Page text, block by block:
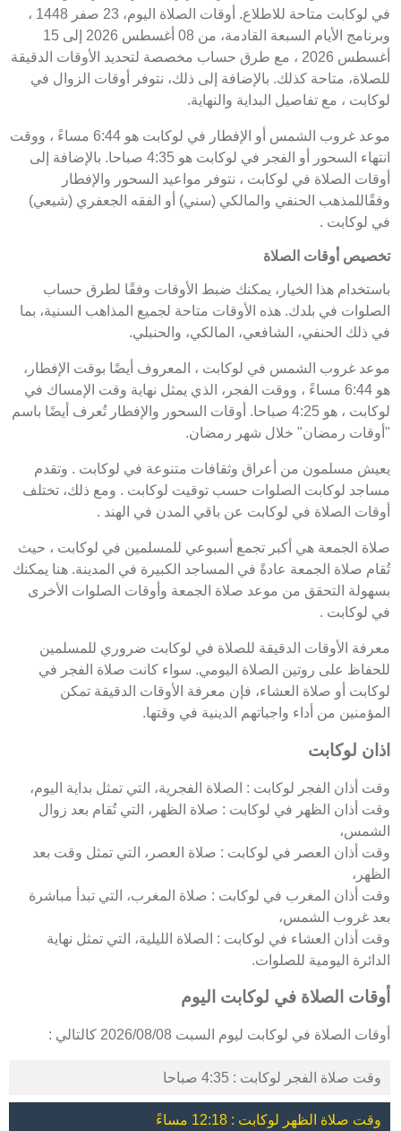
في لوكابت متاحة للاطلاع. أوقات الصلاة اليوم، 23 صفر 1448 ،
وبرنامج الأيام السبعة القادمة، من 08 أغسطس 2026 إلى 15
أغسطس 2026 ، مع طرق حساب مخصصة لتحديد الأوقات الدقيقة
للصلاة، متاحة كذلك. بالإضافة إلى ذلك، نتوفر أوقات الزوال في
لوكابت ، مع تفاصيل البداية والنهاية.
موعد غروب الشمس أو الإفطار في لوكابت هو 6:44 مساءً ، ووقت
انتهاء السحور أو الفجر في لوكابت هو 4:35 صباحا. بالإضافة إلى
أوقات الصلاة في لوكابت ، نتوفر مواعيد السحور والإفطار
وفقًاللمذهب الحنفي والمالكي (سني) أو الفقه الجعفري (شيعي)
في لوكابت .
تخصيص أوقات الصلاة
باستخدام هذا الخيار، يمكنك ضبط الأوقات وفقًا لطرق حساب
الصلوات في بلدك. هذه الأوقات متاحة لجميع المذاهب السنية، بما
في ذلك الحنفي، الشافعي، المالكي، والحنبلي.
موعد غروب الشمس في لوكابت ، المعروف أيضًا بوقت الإفطار،
هو 6:44 مساءً ، ووقت الفجر، الذي يمثل نهاية وقت الإمساك في
لوكابت ، هو 4:25 صباحا. أوقات السحور والإفطار تُعرف أيضًا باسم
"أوقات رمضان" خلال شهر رمضان.
يعيش مسلمون من أعراق وثقافات متنوعة في لوكابت . وتقدم
مساجد لوكابت الصلوات حسب توقيت لوكابت . ومع ذلك، تختلف
أوقات الصلاة في لوكابت عن باقي المدن في الهند .
صلاة الجمعة هي أكبر تجمع أسبوعي للمسلمين في لوكابت ، حيث
تُقام صلاة الجمعة عادةً في المساجد الكبيرة في المدينة. هنا يمكنك
بسهولة التحقق من موعد صلاة الجمعة وأوقات الصلوات الأخرى
في لوكابت .
معرفة الأوقات الدقيقة للصلاة في لوكابت ضروري للمسلمين
للحفاظ على روتين الصلاة اليومي. سواء كانت صلاة الفجر في
لوكابت أو صلاة العشاء، فإن معرفة الأوقات الدقيقة تمكن
المؤمنين من أداء واجباتهم الدينية في وقتها.
اذان لوكابت
وقت أذان الفجر لوكابت : الصلاة الفجرية، التي تمثل بداية اليوم،
وقت أذان الظهر في لوكابت : صلاة الظهر، التي تُقام بعد زوال
الشمس،
وقت أذان العصر في لوكابت : صلاة العصر، التي تمثل وقت بعد
الظهر،
وقت أذان المغرب في لوكابت : صلاة المغرب، التي تبدأ مباشرة
بعد غروب الشمس،
وقت أذان العشاء في لوكابت : الصلاة الليلية، التي تمثل نهاية
الدائرة اليومية للصلوات.
أوقات الصلاة في لوكابت اليوم
أوقات الصلاة في لوكابت ليوم السبت 2026/08/08 كالتالي :
وقت صلاة الفجر لوكابت : 4:35 صباحا
وقت صلاة الظهر لوكابت : 12:18 مساءً